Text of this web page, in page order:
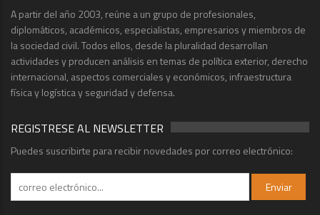
A partir del año 2003, reúne a un grupo de profesionales,
diplomáticos, académicos, especialistas, empresarios y miembros de
la sociedad civil. Todos ellos, desde la pluralidad desarrollan
actividades y producen análisis en temas de política exterior, derecho
internacional, aspectos comerciales y económicos, infraestructura
física y logística y seguridad y defensa.
REGISTRESE AL NEWSLETTER
Puedes suscribirte para recibir novedades por correo electrónico: